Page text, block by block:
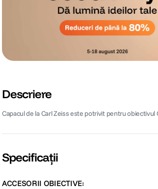
Descriere
Capacul de la Carl Zeiss este potrivit pentru
Specificații
ACCESORII OBIECTIVE: